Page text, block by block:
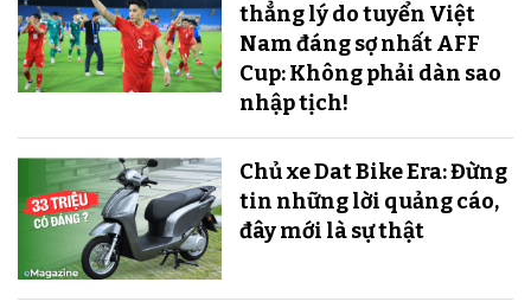
thẳng lý do tuyển Việt
Nam đáng sợ nhất AFF
Cup: Không phải dàn sao
nhập tịch!
Chủ xe Dat Bike Era: Đừng
tin những lời quảng cáo,
đây mới là sự thật